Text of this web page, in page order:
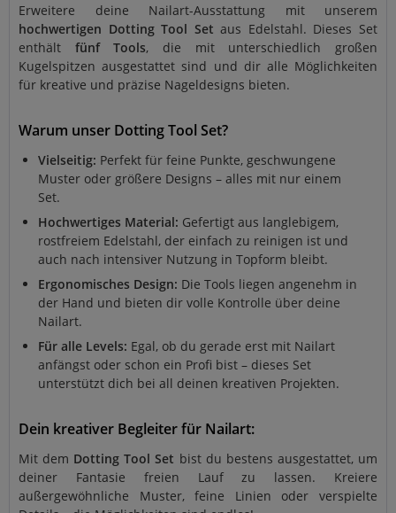
Erweitere deine Nailart-Ausstattung mit unserem
hochwertigen Dotting Tool Set aus Edelstahl. Dieses Set
enthält fünf Tools, die mit unterschiedlich großen
Kugelspitzen ausgestattet sind und dir alle Möglichkeiten
für kreative und präzise Nageldesigns bieten.
Warum unser Dotting Tool Set?
Vielseitig: Perfekt für feine Punkte, geschwungene
Muster oder größere Designs – alles mit nur einem
Set.
Hochwertiges Material: Gefertigt aus langlebigem,
rostfreiem Edelstahl, der einfach zu reinigen ist und
auch nach intensiver Nutzung in Topform bleibt.
Ergonomisches Design: Die Tools liegen angenehm in
der Hand und bieten dir volle Kontrolle über deine
Nailart.
Für alle Levels: Egal, ob du gerade erst mit Nailart
anfängst oder schon ein Profi bist – dieses Set
unterstützt dich bei all deinen kreativen Projekten.
Dein kreativer Begleiter für Nailart:
Mit dem Dotting Tool Set bist du bestens ausgestattet, um
deiner Fantasie freien Lauf zu lassen. Kreiere
außergewöhnliche Muster, feine Linien oder verspielte